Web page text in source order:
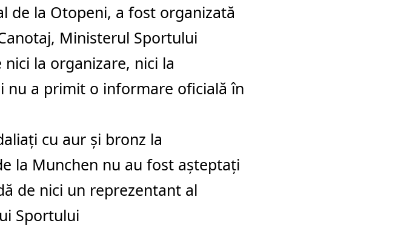
de la Otopeni, a fost organizată
Ministerul Sportului
la organizare, nici la
nu a primit o informare oficială în
cu aur și bronz la
la Munchen nu au fost așteptați
de nici un reprezentant al
Sportului